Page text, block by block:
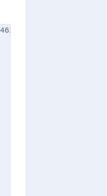
AFEC-